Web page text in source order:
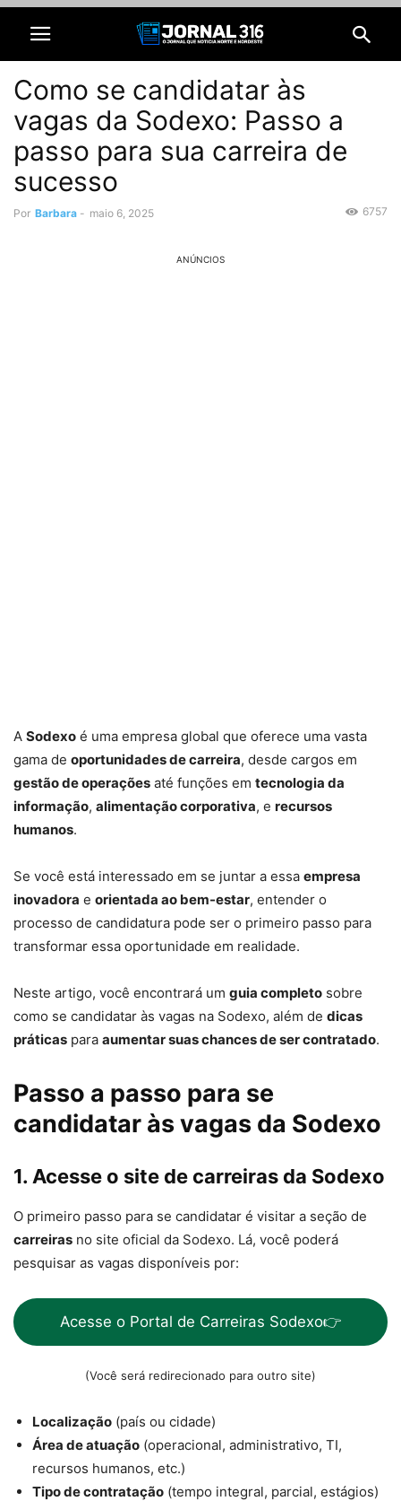
Como se candidatar às
vagas da Sodexo: Passo a
passo para sua carreira de
sucesso
Por Barbara - maio 6, 2025 6757
ANÚNCIOS
A Sodexo é uma empresa global que oferece uma vasta
gama de oportunidades de carreira, desde cargos em
gestão de operações até funções em tecnologia da
informação, alimentação corporativa, e recursos
humanos.
Se você está interessado em se juntar a essa empresa
inovadora e orientada ao bem-estar, entender o
processo de candidatura pode ser o primeiro passo para
transformar essa oportunidade em realidade.
Neste artigo, você encontrará um guia completo sobre
como se candidatar às vagas na Sodexo, além de dicas
práticas para aumentar suas chances de ser contratado.
Passo a passo para se
candidatar às vagas da Sodexo
1. Acesse o site de carreiras da Sodexo
O primeiro passo para se candidatar é visitar a seção de
carreiras no site oficial da Sodexo. Lá, você poderá
pesquisar as vagas disponíveis por:
Acesse o Portal de Carreiras Sodexo👉
(Você será redirecionado para outro site)
Localização (país ou cidade)
Área de atuação (operacional, administrativo, TI,
recursos humanos, etc.)
Tipo de contratação (tempo integral, parcial, estágios)